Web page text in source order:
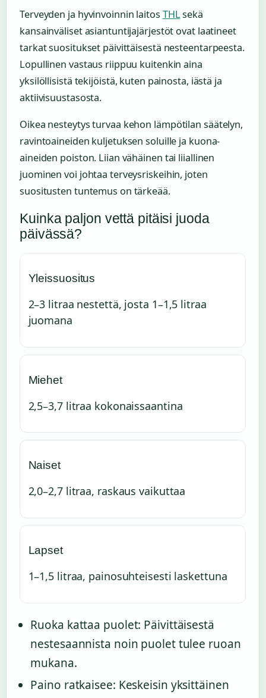
Terveyden ja hyvinvoinnin laitos THLsekä
kansainväliset asiantuntijajärjestöt ovat laatineet
tarkat suositukset päivittäisestä nesteentarpeesta.
Lopullinen vastaus riippuu kuitenkin aina
yksilöllisistä tekijöistä, kuten painosta, iästä ja
aktiivisuustasosta.
Oikea nesteytys turvaa kehon lämpötilan säätelyn,
ravintoaineiden kuljetuksen soluille ja kuona-
aineiden poiston. Liian vähäinen tai liiallinen
juominen voi johtaa terveysriskeihin, joten
suositusten tuntemus on tärkeää.
Kuinka paljon vettä pitäisi juoda
päivässä?
Yleissuositus
2–3 litraa nestettä, josta 1–1,5 litraa
juomana
Miehet
2,5–3,7 litraa kokonaissaantina
Naiset
2,0–2,7 litraa, raskaus vaikuttaa
Lapset
1–1,5 litraa, painosuhteisesti laskettuna
Ruoka kattaa puolet: Päivittäisestä
nestesaannista noin puolet tulee ruoan
mukana.
Paino ratkaisee: Keskeisin yksittäinen